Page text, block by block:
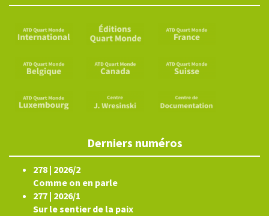
Derniers numéros
278 | 2026/2
Comme on en parle
277 | 2026/1
Sur le sentier de la paix